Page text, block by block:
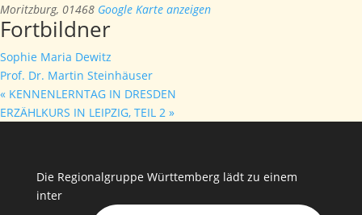
Moritzburg, 01468 Google Karte anzeigen
Fortbildner
Sophie Maria Dewitz
Prof. Dr. Martin Steinhäuser
« KENNENLERNTAG IN DRESDEN
ERZÄHLKURS IN LEIPZIG, TEIL 2 »
Die Regionalgruppe Württemberg lädt zu einem
inter